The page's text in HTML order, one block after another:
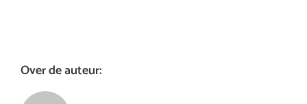
Over de auteur: